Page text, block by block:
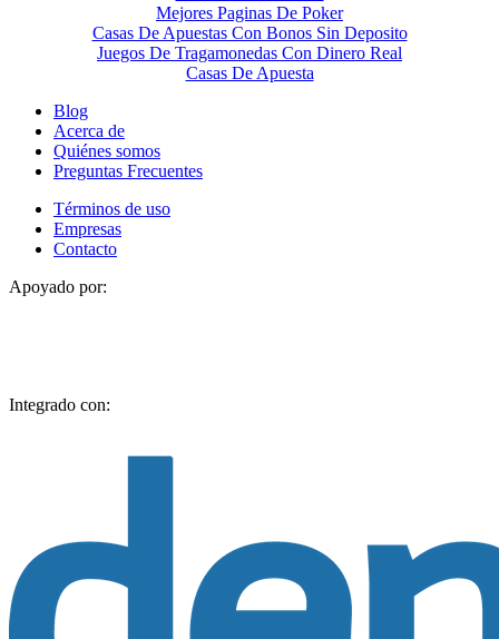
Mejores Paginas De Poker
Casas De Apuestas Con Bonos Sin Deposito
Juegos De Tragamonedas Con Dinero Real
Casas De Apuesta
Blog
Acerca de
Quiénes somos
Preguntas Frecuentes
Términos de uso
Empresas
Contacto
Apoyado por:
Integrado con: